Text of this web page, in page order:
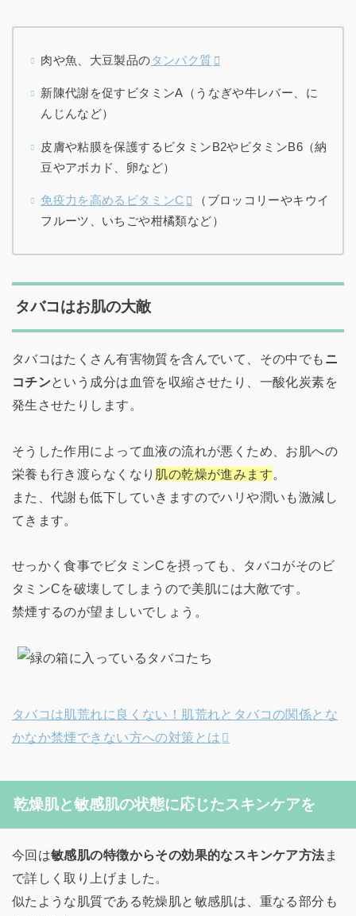
肉や魚、大豆製品のタンパク質
新陳代謝を促すビタミンA（うなぎや牛レバー、に
んじんなど）
皮膚や粘膜を保護するビタミンB2やビタミンB6（納
豆やアボカド、卵など）
免疫力を高めるビタミンC
（ブロッコリーやキウイ
フルーツ、いちごや柑橘類など）
タバコはお肌の大敵
タバコはたくさん有害物質を含んでいて、その中でも ニ
コチンという成分は血管を収縮させたり、一酸化炭素を
発生させたりします。
そうした作用によって血液の流れが悪くため、お肌への
栄養も行き渡らなくなり 肌の乾燥が進みます
また、代謝も低下していきますのでハリや潤いも激減し
てきます。
せっかく食事でビタミンCを摂っても、タバコがそのビ
タミンCを破壊してしまうので美肌には大敵です。
禁煙するのが望ましいでしょう。
タバコは肌荒れに良くない！肌荒れとタバコの関係とな
かなか禁煙できない方への対策とは
乾燥肌と敏感肌の状態に応じたスキンケアを
今回は敏感肌の特徴からその効果的なスキンケア方法ま
で詳しく取り上げました。
似たような肌質である乾燥肌と敏感肌は、重なる部分も